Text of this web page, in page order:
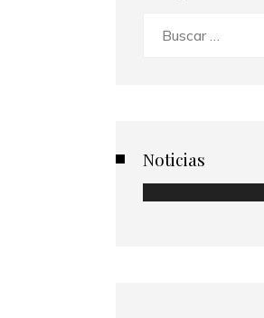
Noticias